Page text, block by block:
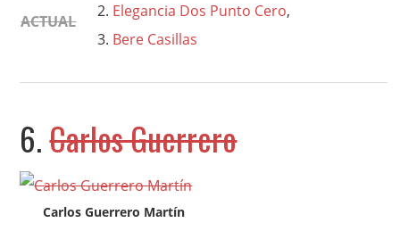
ACTUAL
Elegancia Dos Punto Cero,
Bere Casillas
6.Carlos Guerrero
Carlos Guerrero Martín